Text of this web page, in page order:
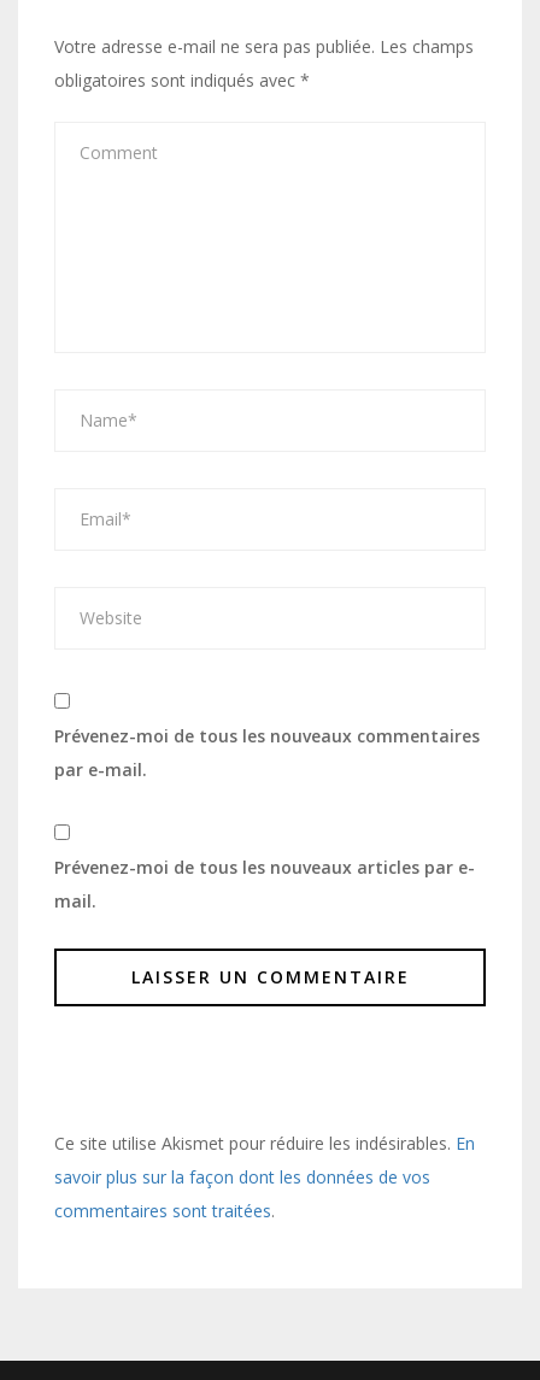
Votre adresse e-mail ne sera pas publiée. Les champs
obligatoires sont indiqués avec *
Prévenez-moi de tous les nouveaux commentaires
par e-mail.
Prévenez-moi de tous les nouveaux articles par e-
mail.
Ce site utilise Akismet pour réduire les indésirables. En
savoir plus sur la façon dont les données de vos
commentaires sont traitées.